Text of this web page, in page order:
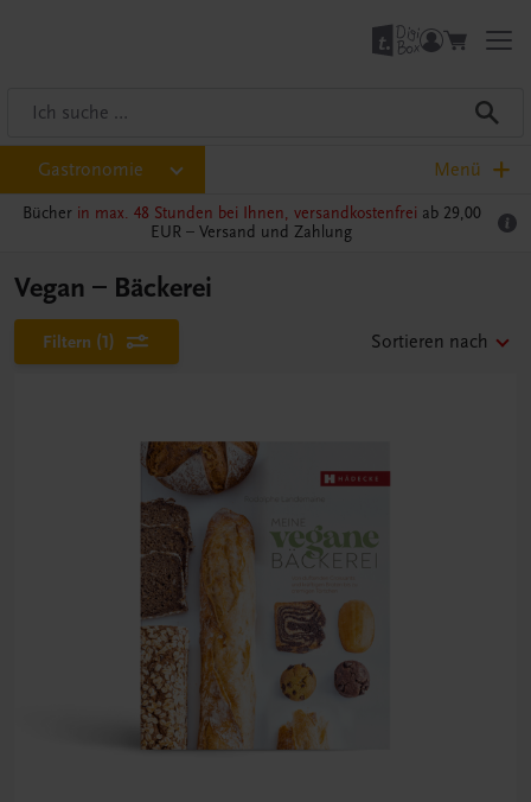
Gastronomie Menü
Bücher in max. 48 Stunden bei Ihnen, versandkostenfrei ab 29,00
EUR – Versand und Zahlung
Vegan – Bäckerei
Filtern (1) Sortieren nach